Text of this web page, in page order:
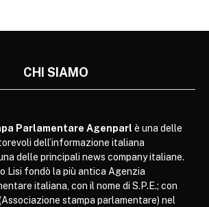
CHI SIAMO
Parlamentare Agenparl è una delle
dell’informazione italiana
delle principali news company italiane.
Lisi fondò la più antica Agenzia
italiana, con il nome di S.P.E.; con
(Associazione stampa parlamentare) nel